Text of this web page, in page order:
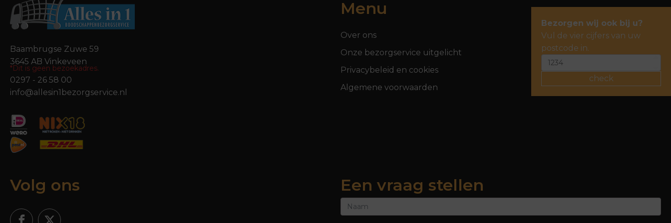
Baambrugse Zuwe 59
3645 AB Vinkeveen
*Dit is geen bezoekadres.
0297 - 26 58 00
info@allesin1bezorgservice.nl
Menu
Over ons
Onze bezorgservice uitgelicht
Privacybeleid en cookies
Algemene voorwaarden
Volg ons Een vraag stellen
Bezorgen wij ook bij u?
Vul de vier cijfers van uw
postcode in.
check